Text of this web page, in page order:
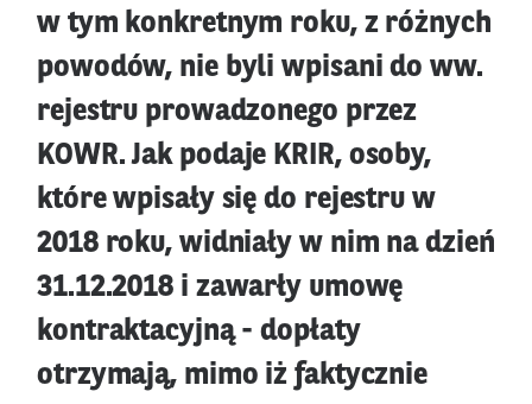
w tym konkretnym roku, z różnych
powodów, nie byli wpisani do ww.
rejestru prowadzonego przez
KOWR. Jak podaje KRIR, osoby,
które wpisały się do rejestru w
2018 roku, widniały w nim na dzień
31.12.2018 i zawarły umowę
kontraktacyjną - dopłaty
otrzymają, mimo iż faktycznie